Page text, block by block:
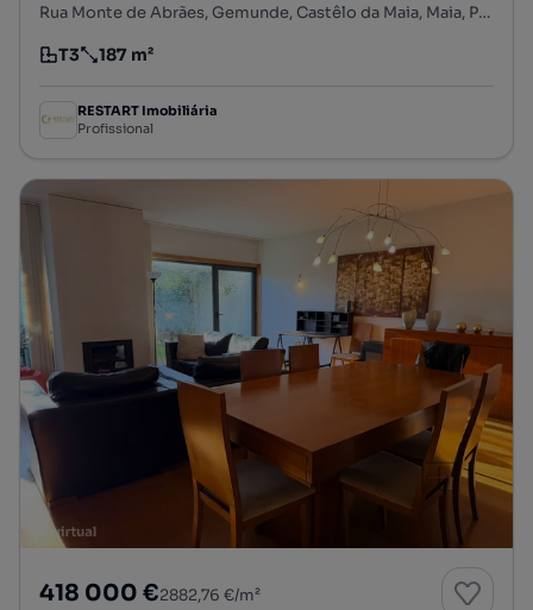
Rua Monte de Abrães, Gemunde, Castêlo da Maia, Maia, Porto
Tipologia
T3
Preço por metro quadrado
187 m²
RESTART Imobiliária
Profissional
418 000 €2882,76 €/m²